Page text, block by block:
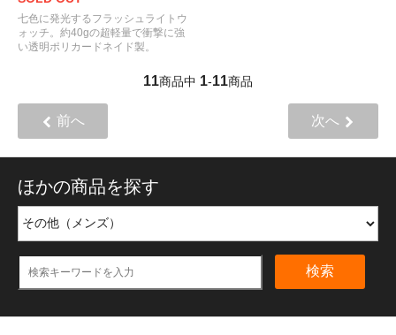
七色に発光するフラッシュライトウ
ォッチ。約40gの超軽量で衝撃に強
い透明ポリカードネイド製。
11商品中 1-11商品
前へ 次へ
ほかの商品を探す
検索